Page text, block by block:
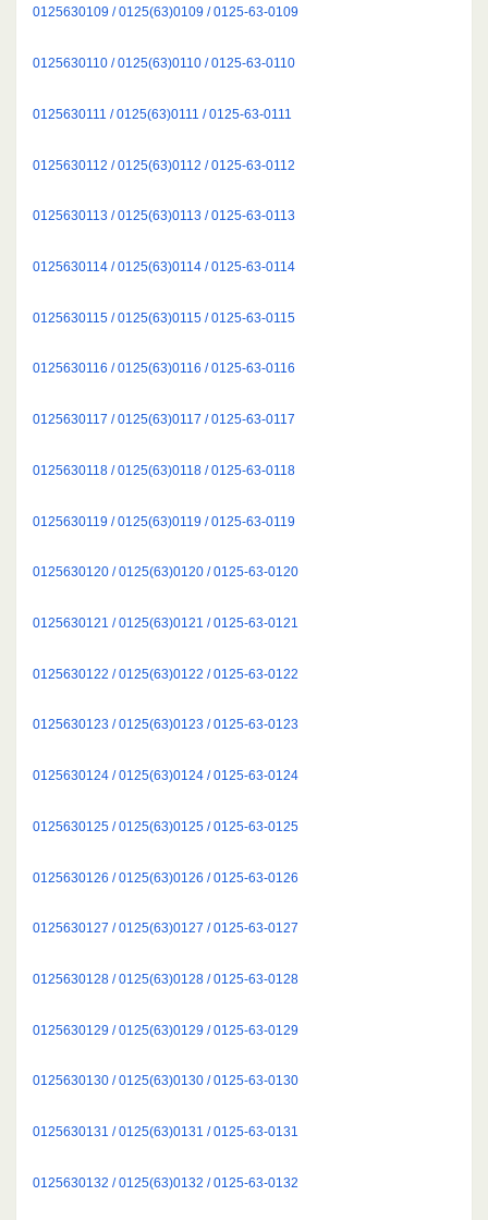
0125630109 / 0125(63)0109 / 0125-63-0109
0125630110 / 0125(63)0110 / 0125-63-0110
0125630111 / 0125(63)0111 / 0125-63-0111
0125630112 / 0125(63)0112 / 0125-63-0112
0125630113 / 0125(63)0113 / 0125-63-0113
0125630114 / 0125(63)0114 / 0125-63-0114
0125630115 / 0125(63)0115 / 0125-63-0115
0125630116 / 0125(63)0116 / 0125-63-0116
0125630117 / 0125(63)0117 / 0125-63-0117
0125630118 / 0125(63)0118 / 0125-63-0118
0125630119 / 0125(63)0119 / 0125-63-0119
0125630120 / 0125(63)0120 / 0125-63-0120
0125630121 / 0125(63)0121 / 0125-63-0121
0125630122 / 0125(63)0122 / 0125-63-0122
0125630123 / 0125(63)0123 / 0125-63-0123
0125630124 / 0125(63)0124 / 0125-63-0124
0125630125 / 0125(63)0125 / 0125-63-0125
0125630126 / 0125(63)0126 / 0125-63-0126
0125630127 / 0125(63)0127 / 0125-63-0127
0125630128 / 0125(63)0128 / 0125-63-0128
0125630129 / 0125(63)0129 / 0125-63-0129
0125630130 / 0125(63)0130 / 0125-63-0130
0125630131 / 0125(63)0131 / 0125-63-0131
0125630132 / 0125(63)0132 / 0125-63-0132